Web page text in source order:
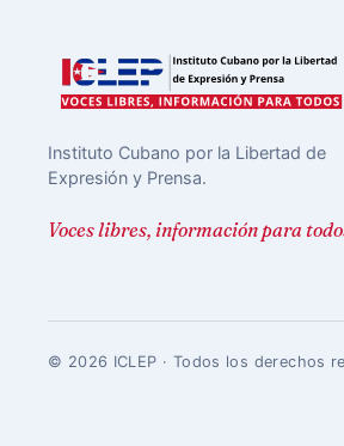
Instituto Cubano por la Libertad de
Expresión y Prensa.
Voces libres, información para
© 2026 ICLEP · Todos los derechos